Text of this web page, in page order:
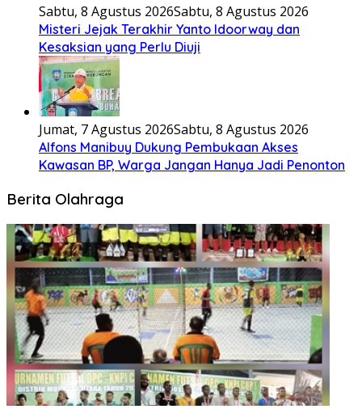
Sabtu, 8 Agustus 2026Sabtu, 8 Agustus 2026
Misteri Jejak Terakhir Yanto Idoorway dan
Kesaksian yang Perlu Diuji
Jumat, 7 Agustus 2026Sabtu, 8 Agustus 2026
Alfons Manibuy Dukung Pembukaan Akses
Kawasan BP, Warga Jangan Hanya Jadi Penonton
Berita Olahraga